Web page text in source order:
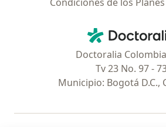
Doctoralia
Tv 23 No. 97 -
Municipio: Bogotá D.C.,